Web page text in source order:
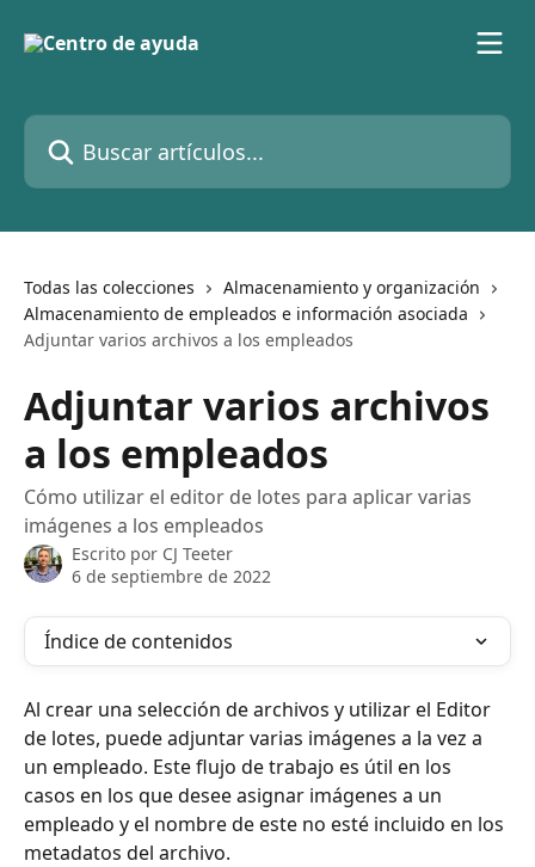
Buscar artículos...
Todas las colecciones
Almacenamiento y organización
Almacenamiento de empleados e información asociada
Adjuntar varios archivos a los empleados
Adjuntar varios archivos
a los empleados
Cómo utilizar el editor de lotes para aplicar varias
imágenes a los empleados
Escrito por CJ Teeter
6 de septiembre de 2022
Índice de contenidos
Al crear una selección de archivos y utilizar el Editor
de lotes, puede adjuntar varias imágenes a la vez a
un empleado. Este flujo de trabajo es útil en los
casos en los que desee asignar imágenes a un
empleado y el nombre de este no esté incluido en los
metadatos del archivo.